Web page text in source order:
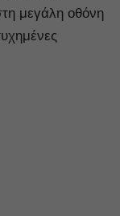
μεγάλη οθόνη